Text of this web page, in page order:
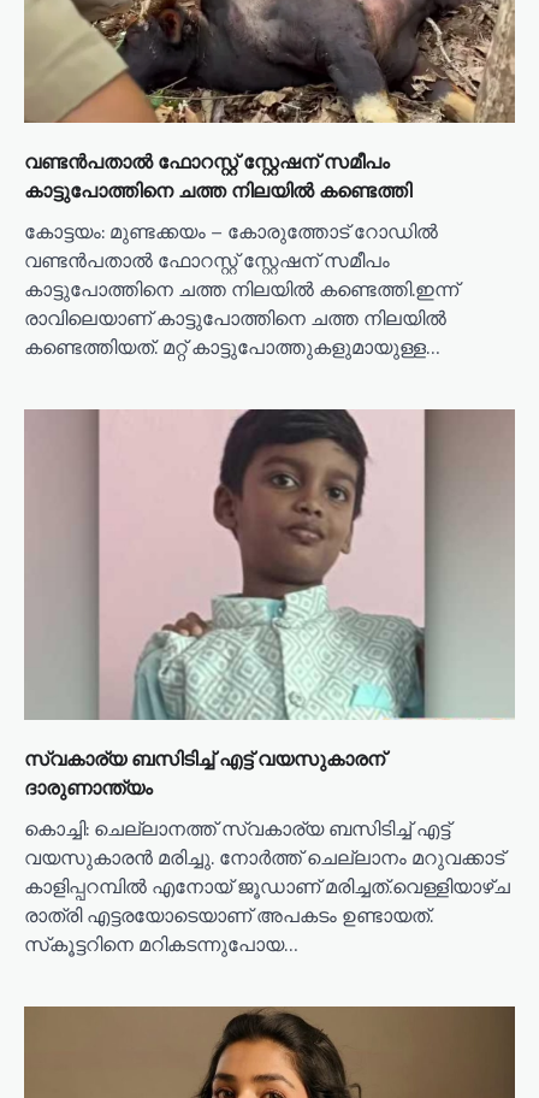
n
വണ്ടൻപതാൽ ഫോറസ്റ്റ് സ്റ്റേഷന് സമീപം
കാട്ടുപോത്തിനെ ചത്ത നിലയിൽ കണ്ടെത്തി
കോട്ടയം: മുണ്ടക്കയം – കോരുത്തോട് റോഡിൽ
വണ്ടൻപതാൽ ഫോറസ്റ്റ് സ്റ്റേഷന് സമീപം
കാട്ടുപോത്തിനെ ചത്ത നിലയിൽ കണ്ടെത്തി.ഇന്ന്
രാവിലെയാണ് കാട്ടുപോത്തിനെ ചത്ത നിലയിൽ
കണ്ടെത്തിയത്. മറ്റ് കാട്ടുപോത്തുകളുമായുള്ള…
സ്വകാര്യ ബസിടിച്ച് എട്ട് വയസുകാരന്
ദാരുണാന്ത്യം
കൊച്ചി: ചെല്ലാനത്ത് സ്വകാര്യ ബസിടിച്ച് എട്ട്
വയസുകാരൻ മരിച്ചു. നോർത്ത് ചെല്ലാനം മറുവക്കാട്
കാളിപ്പറമ്പിൽ എനോയ് ജൂഡാണ് മരിച്ചത്.വെള്ളിയാഴ്ച
രാത്രി എട്ടരയോടെയാണ് അപകടം ഉണ്ടായത്.
സ്‌കൂട്ടറിനെ മറികടന്നുപോയ…